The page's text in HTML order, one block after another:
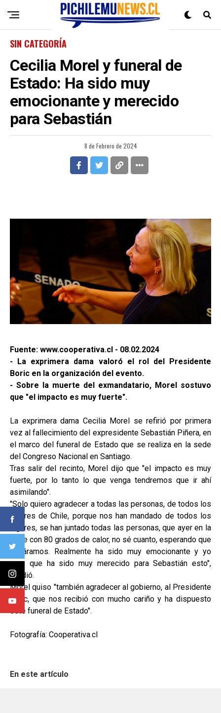
SIN CATEGORÍA
Cecilia Morel y funeral de
Estado: Ha sido muy
emocionante y merecido
para Sebastián
8 de Febrero de 2024
Fuente: www.cooperativa.cl - 08.02.2024
- La exprimera dama valoró el rol del Presidente
Boric en la organización del evento.
- Sobre la muerte del exmandatario, Morel sostuvo
que "el impacto es muy fuerte".
La exprimera dama Cecilia Morel se refirió por primera
vez al fallecimiento del expresidente Sebastián Piñera, en
el marco del funeral de Estado que se realiza en la sede
del Congreso Nacional en Santiago.
Tras salir del recinto, Morel dijo que "el impacto es muy
fuerte, por lo tanto lo que venga tendremos que ir ahí
asimilando".
"Solo quiero agradecer a todas las personas, de todos los
lugares de Chile, porque nos han mandado de todos los
lugares, se han juntado todas las personas, que ayer en la
tarde con 80 grados de calor, no sé cuanto, esperando que
pasáramos. Realmente ha sido muy emocionante y yo
creo que ha sido muy merecido para Sebastián esto",
añadió.
Morel quiso "también agradecer al gobierno, al Presidente
Boric, que nos recibió con mucho cariño y ha dispuesto
este funeral de Estado".
Fotografía: Cooperativa.cl
En este artículo